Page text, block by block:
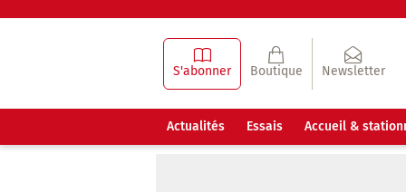
S'abonner Boutique Newsletter
Actualités Essais Accueil &